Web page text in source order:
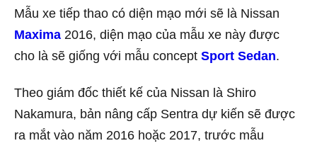
Mẫu xe tiếp thao có diện mạo mới sẽ là Nissan
Maxima 2016, diện mạo của mẫu xe này được
cho là sẽ giống với mẫu concept Sport Sedan.
Theo giám đốc thiết kế của Nissan là Shiro
Nakamura, bản nâng cấp Sentra dự kiến sẽ được
ra mắt vào năm 2016 hoặc 2017, trước mẫu